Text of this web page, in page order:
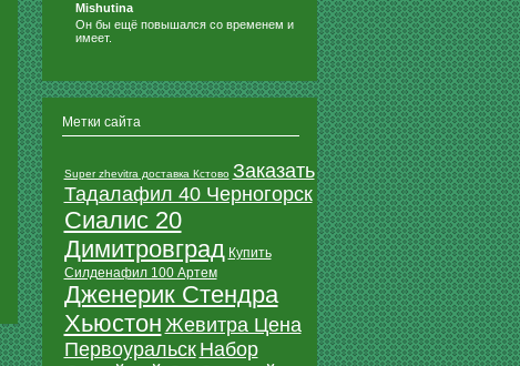
Mishutina
Он бы ещё повышался со временем и
имеет.
Метки сайта
Super zhevitra доставка Кстово Заказать
Тадалафил 40 Черногорск
Сиалис 20
Димитровград Купить
Силденафил 100 Артем
Дженерик Стендра
Хьюстон Жевитра Цена
Первоуральск Набор